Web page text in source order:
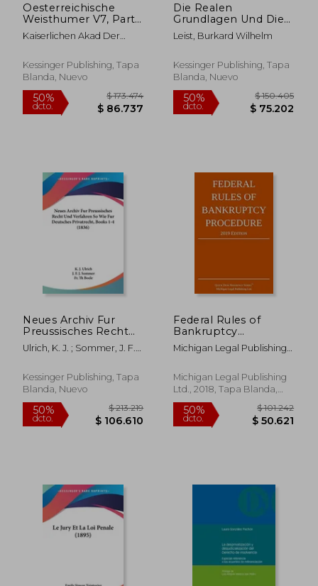
50%
dcto. $ 63.751
50%
dcto. $
Oesterreichische
Weisthumer V7, Part
1, Book 2: Das Viertel
Unter Dem Wiener
Alemán)
Kaiserlichen Akad Der
Kessinger Publishing, Tapa
Blanda, Nuevo
Die Realen
Grundlagen Und Die
Stoffe Des Rechts
(1877) (en Alemán)
Leist, Burkard Wilhelm
Kessinger Publishing, Tapa
Blanda, Nuevo
Neues Archiv Fur
Preussisches Recht
Und Verfahren So Wie
Fur Deutsches
(1836) (en Alemán)
Ulrich, K. J. ; Sommer, J. F.
Kessinger Publishing, Tapa
Blanda, Nuevo
Federal Rules of
Bankruptcy
Procedure; 2019
Edition: With
Supplement (en
Inglés)
Michigan Legal Publishing
Michigan Legal Publishing
Ltd., 2018, Tapa Blanda,
Nuevo